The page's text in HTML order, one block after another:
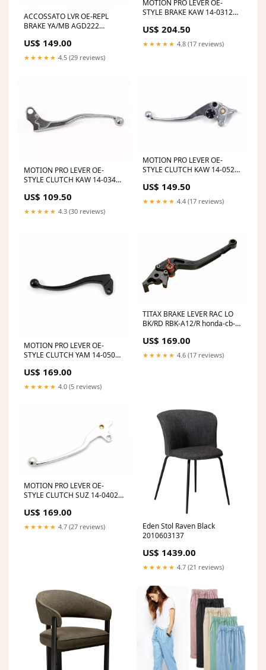
ACCOSSATO LVR OE-REPL
BRAKE YA/MB AGD222
esi9992166
US$ 149.00
★★★★★ 4.5 (29 reviews)
MOTION PRO LEVER OE-
STYLE BRAKE KAW 14-0312
-50-2000-esi9977452
US$ 204.50
★★★★★ 4.8 (17 reviews)
MOTION PRO LEVER OE-
STYLE CLUTCH KAW 14-0346
2009-esi2980553
US$ 109.50
★★★★★ 4.3 (30 reviews)
MOTION PRO LEVER OE-
STYLE CLUTCH KAW 14-0522
PARTS
US$ 149.50
★★★★★ 4.4 (17 reviews)
MOTION PRO LEVER OE-
STYLE CLUTCH YAM 14-0502
esi1592797
US$ 169.00
★★★★★ 4.0 (5 reviews)
TITAX BRAKE LEVER RAC LO
BK/RD RBK-A12/R honda-cb-
2007-esi7932340
US$ 169.00
★★★★★ 4.6 (17 reviews)
MOTION PRO LEVER OE-
STYLE CLUTCH SUZ 14-0402
esi7531874
US$ 169.00
★★★★★ 4.7 (27 reviews)
Eden Stol Raven Black
2010603137
US$ 1439.00
★★★★★ 4.7 (21 reviews)